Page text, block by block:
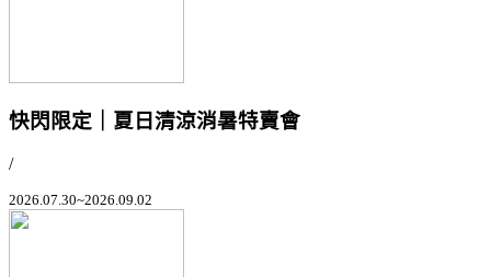
快閃限定｜夏日清涼消暑特賣會
/
2026.07.30~2026.09.02